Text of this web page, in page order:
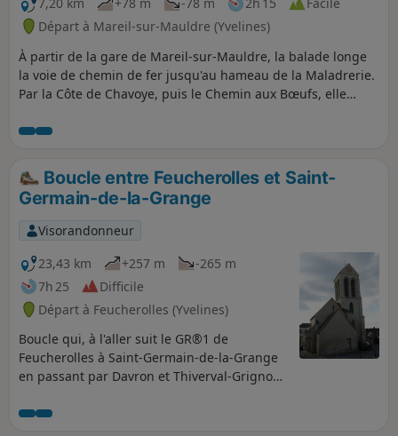
Départ à Mareil-sur-Mauldre (Yvelines)
À partir de la gare de Mareil-sur-Mauldre, la balade longe
la voie de chemin de fer jusqu'au hameau de la Maladrerie.
Par la Côte de Chavoye, puis le Chemin aux Bœufs, elle
terrain de modélisme, elle rejoint à gauche les terres du
Parc de Mareil. Une descente à travers le parc par de
petites sentes, avec parfois des escaliers permet de
rejoindre la gare.
Boucle entre Feucherolles et Saint-
Germain-de-la-Grange
Visorandonneur
23,43 km
+257 m
-265 m
7h 25
Difficile
Départ à Feucherolles (Yvelines)
Boucle qui, à l'aller suit le GR®1 de
Feucherolles à Saint-Germain-de-la-Grange
en passant par Davron et Thiverval-Grignon.
des trois villages possèdent son lavoir et une